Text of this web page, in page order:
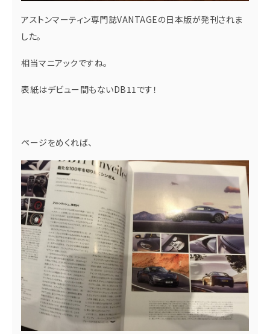
アストンマーティン専門誌VANTAGEの日本版が発刊されま
した。
相当マニアックですね。
表紙はデビュー間もないDB11です！
ページをめくれば、